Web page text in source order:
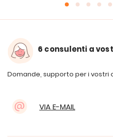
6 consulenti a
Domande, supporto per i vostri
VIA E-MAIL